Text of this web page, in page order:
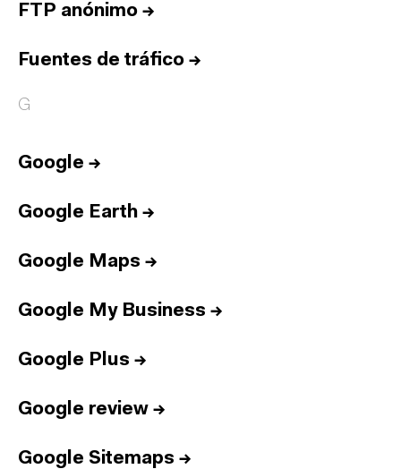
FTP anónimo →
Fuentes de tráfico →
G
Google →
Google Earth →
Google Maps →
Google My Business →
Google Plus →
Google review →
Google Sitemaps →